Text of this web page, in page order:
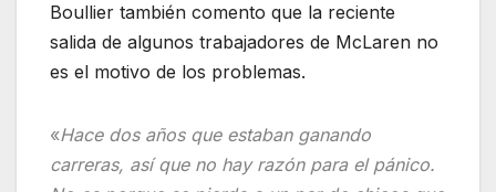
Boullier también comento que la reciente
salida de algunos trabajadores de McLaren no
es el motivo de los problemas.
«Hace dos años que estaban ganando
carreras, así que no hay razón para el pánico.